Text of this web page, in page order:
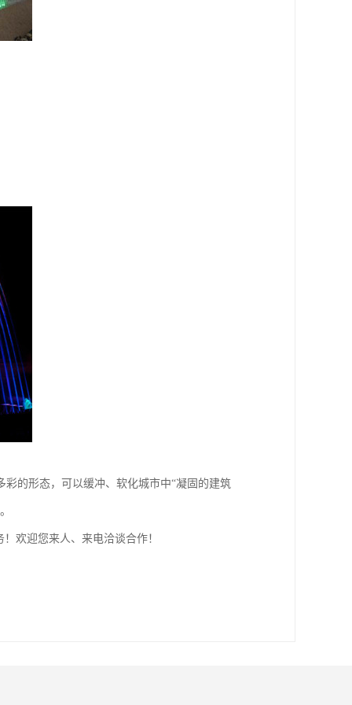
的形态，可以缓冲、软化城市中“凝固的建筑
欢迎您来人、来电洽谈合作！